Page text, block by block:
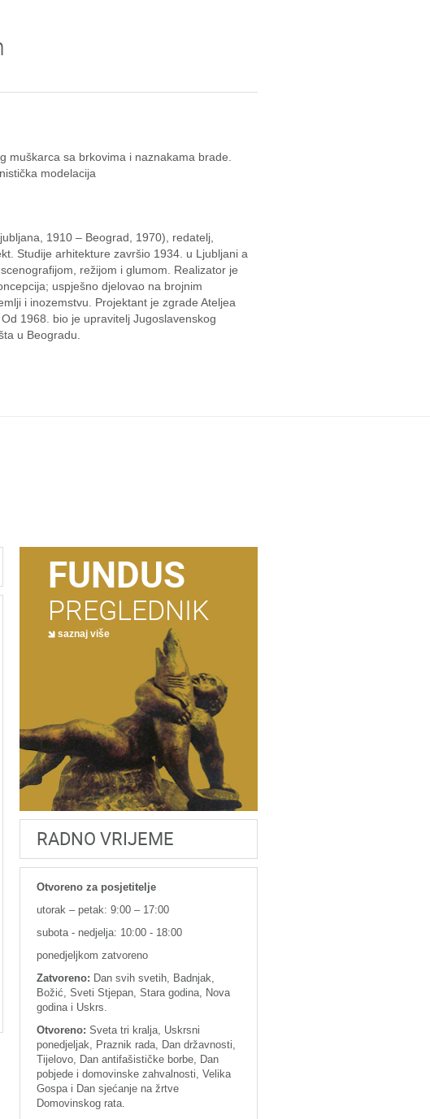
muškarca sa brkovima i naznakama brade.
modelacija
1910 – Beograd, 1970), redatelj,
Studije arhitekture završio 1934. u Ljubljani a
režijom i glumom. Realizator je
uspješno djelovao na brojnim
i inozemstvu. Projektant je zgrade Ateljea
1968. bio je upravitelj Jugoslavenskog
u Beogradu.
FUNDUS
PREGLEDNIK
saznaj više
RADNO VRIJEME
Otvoreno za posjetitelje
utorak – petak: 9:00 – 17:00
subota - nedjelja: 10:00 - 18:00
ponedjeljkom zatvoreno
Zatvoreno: Dan svih svetih, Badnjak,
Božić, Sveti Stjepan, Stara godina, Nova
godina i Uskrs.
Otvoreno: Sveta tri kralja, Uskrsni
ponedjeljak, Praznik rada, Dan državnosti,
Tijelovo, Dan antifašističke borbe, Dan
pobjede i domovinske zahvalnosti, Velika
Gospa i Dan sjećanje na žrtve
Domovinskog rata.